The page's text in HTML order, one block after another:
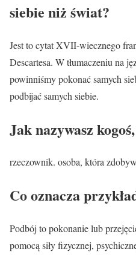
siebie niż świat?
Jest to cytat XVII-wiecznego
Descartesa. W tłumaczeniu na
powinniśmy pokonać samych
podbijać samych siebie.
Jak nazywasz
rzeczownik. osoba, która
Co oznacza
Podbój to pokonanie lub
pomocą siły fizycznej,